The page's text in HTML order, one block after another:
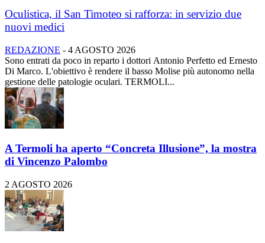
Oculistica, il San Timoteo si rafforza: in servizio due
nuovi medici
REDAZIONE - 4 AGOSTO 2026
Sono entrati da poco in reparto i dottori Antonio Perfetto ed Ernesto
Di Marco. L'obiettivo è rendere il basso Molise più autonomo nella
gestione delle patologie oculari. TERMOLI...
A Termoli ha aperto “Concreta Illusione”, la mostra
di Vincenzo Palombo
2 AGOSTO 2026